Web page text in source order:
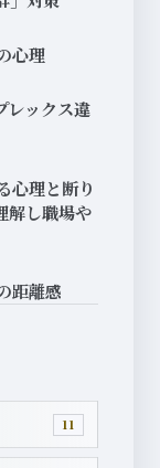
心理
レックス違
心理と断り
解し職場や
距離感
11